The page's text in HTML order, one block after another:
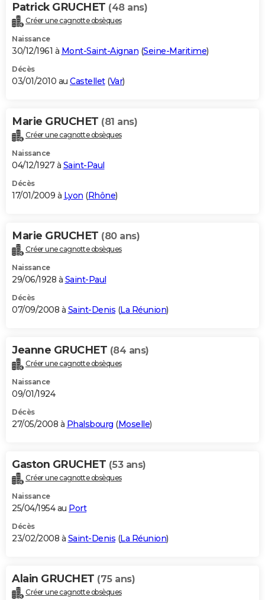
Patrick GRUCHET (48 ans)
Créer une cagnotte obsèques
Naissance
30/12/1961 à Mont-Saint-Aignan (Seine-Maritime)
Décès
03/01/2010 au Castellet(Var)
Marie GRUCHET (81 ans)
Créer une cagnotte obsèques
Naissance
04/12/1927 à Saint-Paul
Décès
17/01/2009 à Lyon (Rhône)
Marie GRUCHET (80 ans)
Créer une cagnotte obsèques
Naissance
29/06/1928 à Saint-Paul
Décès
07/09/2008 à Saint-Denis (La Réunion)
Jeanne GRUCHET (84 ans)
Créer une cagnotte obsèques
Naissance
09/01/1924
Décès
27/05/2008 à Phalsbourg (Moselle)
Gaston GRUCHET (53 ans)
Créer une cagnotte obsèques
Naissance
25/04/1954 au Port
Décès
23/02/2008 à Saint-Denis (La Réunion)
Alain GRUCHET (75 ans)
Créer une cagnotte obsèques